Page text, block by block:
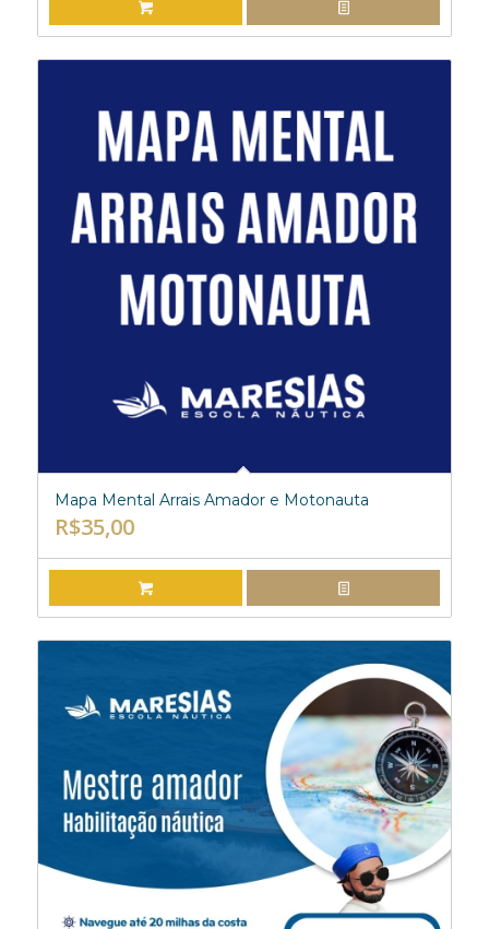
ADICIONAR AO CARRINHO EXIBIR DETALHES
Mapa Mental Arrais Amador e Motonauta
R$35,00
ADICIONAR AO CARRINHO EXIBIR DETALHES